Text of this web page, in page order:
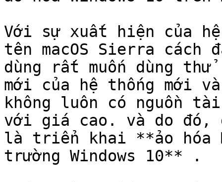
Với sự xuất hiện của
tên macOS Sierra cách
dùng rất muốn dùng
mới của hệ thống mới
không luôn có nguồn
với giá cao. và do
là triển khai **ảo hóa
trường Windows 10** .